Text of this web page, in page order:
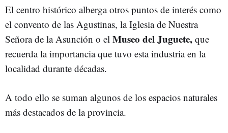
El centro histórico alberga otros puntos de interés como
el convento de las Agustinas, la Iglesia de Nuestra
Señora de la Asunción o el Museo del Juguete, que
recuerda la importancia que tuvo esta industria en la
localidad durante décadas.
A todo ello se suman algunos de los espacios naturales
más destacados de la provincia.